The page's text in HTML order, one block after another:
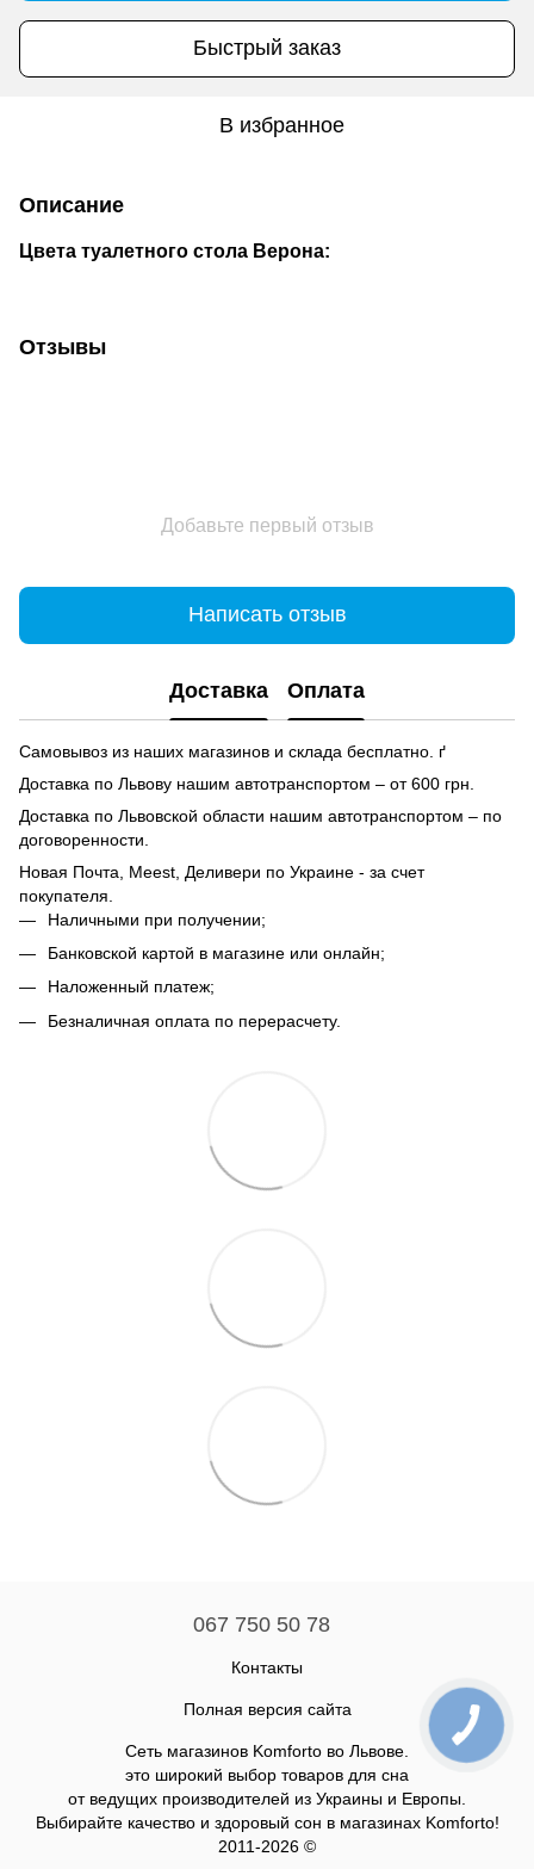
Быстрый заказ
В избранное
Описание
Цвета туалетного стола Верона:
Отзывы
Добавьте первый отзыв
Написать отзыв
Доставка Оплата
Самовывоз из наших магазинов и склада бесплатно. ґ
Доставка по Львову нашим автотранспортом – от 600 грн.
Доставка по Львовской области нашим автотранспортом – по
договоренности.
Новая Почта, Meest, Деливери по Украине - за счет
покупателя.
Наличными при получении;
Банковской картой в магазине или онлайн;
Наложенный платеж;
Безналичная оплата по перерасчету.
067 750 50 78
Контакты
Полная версия сайта
Сеть магазинов Komforto во Львове.
это широкий выбор товаров для сна
от ведущих производителей из Украины и Европы.
Выбирайте качество и здоровый сон в магазинах Komforto!
2011-2026 ©